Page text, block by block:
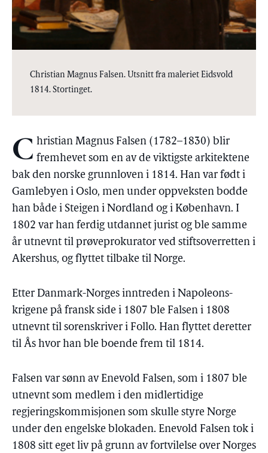
Christian Magnus Falsen. Utsnitt fra maleriet Eidsvold
1814. Stortinget.
C hristian Magnus Falsen (1782–1830) blir
fremhevet som en av de viktigste arkitektene
bak den norske grunnloven i 1814. Han var født i
Gamlebyen i Oslo, men under oppveksten bodde
han både i Steigen i Nordland og i København. I
1802 var han ferdig utdannet jurist og ble samme
år utnevnt til prøveprokurator ved stiftsoverretten i
Akershus, og flyttet tilbake til Norge.
Etter Danmark-Norges inntreden i Napoleons-
krigene på fransk side i 1807 ble Falsen i 1808
utnevnt til sorenskriver i Follo. Han flyttet deretter
til Ås hvor han ble boende frem til 1814.
Falsen var sønn av Enevold Falsen, som i 1807 ble
utnevnt som medlem i den midlertidige
regjeringskommisjonen som skulle styre Norge
under den engelske blokaden. Enevold Falsen tok i
1808 sitt eget liv på grunn av fortvilelse over Norges